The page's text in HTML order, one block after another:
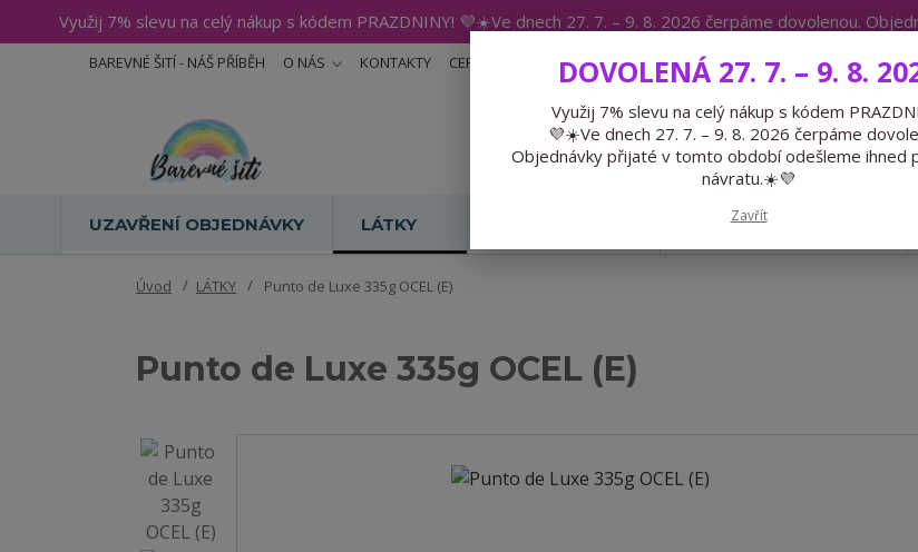
Využij 7% slevu na celý nákup s kódem PRAZDNINY! 💜☀️Ve dnech 27. 7. – 9. 8. 2026 čerpáme dovolenou.
BAREVNÉ ŠITÍ - NÁŠ PŘÍBĚH O NÁS KONTAKTY CERTIFIKÁTY BLOG Expedice 775 866
UZAVŘENÍ OBJEDNÁVKY LÁTKY PŘEDOBJEDNÁVKY
Úvod LÁTKY Punto de Luxe 335g OCEL (E)
Punto de Luxe 335g OCEL (E)
DOVOLENÁ 27. 7. – 9. 8.
Využij 7% slevu na celý nákup s kódem
💜☀️Ve dnech 27. 7. – 9. 8. 2026 čerpáme
Objednávky přijaté v tomto období odešleme ihned
návratu.☀️💜
Zavřít